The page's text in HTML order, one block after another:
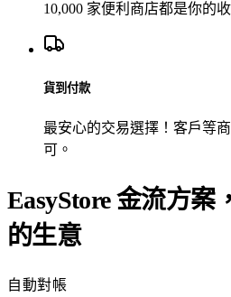
10,000 家便利商店都是你的
貨到付款
最安心的交易選擇！客戶等
可。
EasyStore 金流方案
的生意
自動對帳